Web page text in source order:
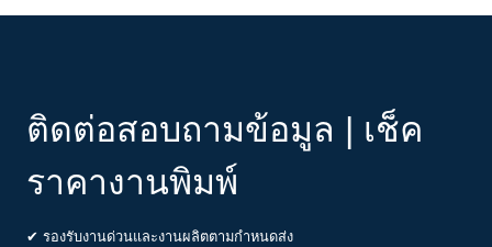
ติดต่อสอบถามข้อมูล | เช็ค
ราคางานพิมพ์
✔ รองรับงานด่วนและงานผลิตตามกำหนดส่ง